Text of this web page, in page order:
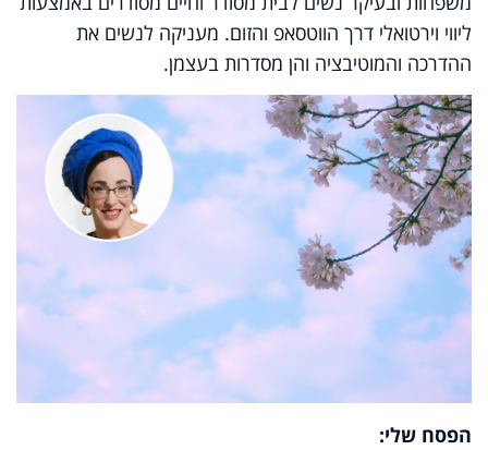
ליווי וירטואלי דרך הווטסאפ והזום. מעניקה לנשים את
ההדרכה והמוטיבציה והן מסדרות בעצמן.
הפסח שלי: